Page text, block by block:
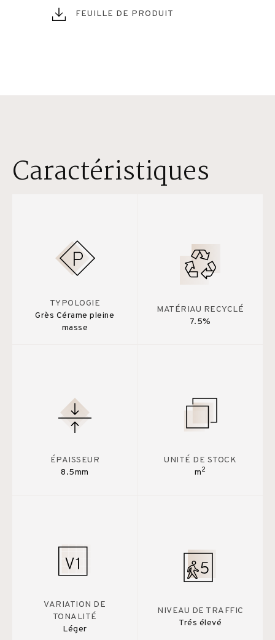
FEUILLE DE PRODUIT
Caractéristiques
TYPOLOGIE
Grès Cérame pleine
masse
MATÉRIAU RECYCLÉ
7.5%
ÉPAISSEUR
8.5mm
UNITÉ DE STOCK
m2
VARIATION DE
TONALITÉ
Léger
NIVEAU DE TRAFFIC
Trés élevé